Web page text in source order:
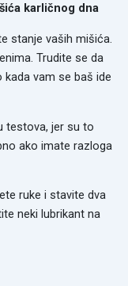
karličnog dna
stanje vaših mišića.
Trudite se da
vam se baš ide
testova, jer su to
ako imate razloga
ruke i stavite dva
neki lubrikant na